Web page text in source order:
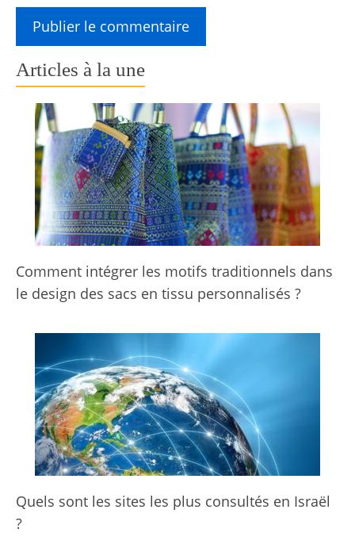
Articles à la une
Comment intégrer les motifs traditionnels dans
le design des sacs en tissu personnalisés ?
Quels sont les sites les plus consultés en Israël
?